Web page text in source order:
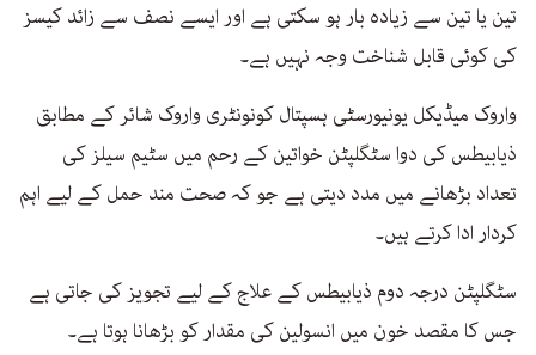
تین یا تین سے زیادہ بار ہو سکتی ہے اور ایسے نصف سے زائد کیسز
کی کوئی قابل شناخت وجہ نہیں ہے۔
واروک میڈیکل یونیورسٹی ہسپتال کونونٹری واروک شائر کے مطابق
ذیابیطس کی دوا سٹگلپٹن خواتین کے رحم میں سٹیم سیلز کی
تعداد بڑھانے میں مدد دیتی ہے جو کہ صحت مند حمل کے لیے اہم
کردار ادا کرتے ہیں۔
سٹگلپٹن درجہ دوم ذیابیطس کے علاج کے لیے تجویز کی جاتی ہے
جس کا مقصد خون میں انسولین کی مقدار کو بڑھانا ہوتا ہے۔